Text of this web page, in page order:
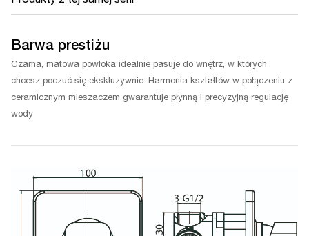
Barwa prestiżu
Czarna, matowa powłoka idealnie pasuje do wnętrz, w których
chcesz poczuć się ekskluzywnie. Harmonia kształtów w połączeniu z
ceramicznym mieszaczem gwarantuje płynną i precyzyjną regulację
wody